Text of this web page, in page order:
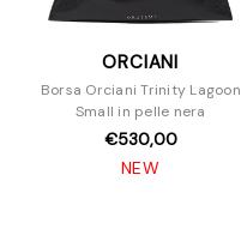
ORCIANI
Borsa Orciani Trinity Lagoon
Small in pelle nera
€530,00
NEW